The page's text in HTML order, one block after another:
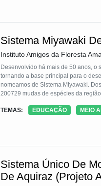
Sistema Miyawaki
Instituto Amigos da Floresta
Desenvolvido há mais de 50 anos, o
tornando a base principal para o
nomeamos de Sistema Miyawaki.
200729 mudas de espécies da
ecossistema e, através do
TEMAS: EDUCAÇÃO MEIO
Sistema Único De
De Aquiraz (Projeto